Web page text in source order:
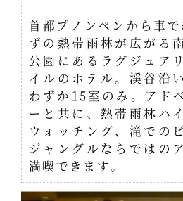
首都プノンペンから車
ずの熱帯雨林が広がる
公園にあるラグジュア
イルのホテル。渓谷沿
わずか15室のみ。アド
ーと共に、熱帯雨林ハ
ウォッチング、滝での
ジャングルならではの
満喫できます。